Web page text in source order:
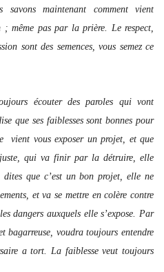
maintenant comment vient
même pas par la prière. Le respect,
sont des semences, vous semez ce
écouter des paroles qui vont
que ses faiblesses sont bonnes pour
vient vous exposer un projet, et que
qui va finir par la détruire, elle
que c’est un bon projet, elle ne
et va se mettre en colère contre
dangers auxquels elle s’expose. Par
bagarreuse, voudra toujours entendre
a tort. La faiblesse veut toujours